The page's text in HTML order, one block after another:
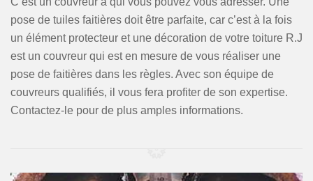
pose de tuiles faitières doit être parfaite, car c’est à la fois
un élément protecteur et une décoration de votre toiture R.J
est un couvreur qui est en mesure de vous réaliser une
pose de faitières dans les règles. Avec son équipe de
couvreurs qualifiés, il vous fera profiter de son expertise.
Contactez-le pour de plus amples informations.